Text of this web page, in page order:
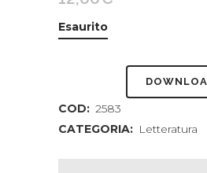
Esaurito
COD: 2583
CATEGORIA: Letteratura